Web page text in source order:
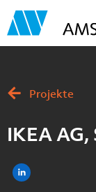
Projekte
IKEA